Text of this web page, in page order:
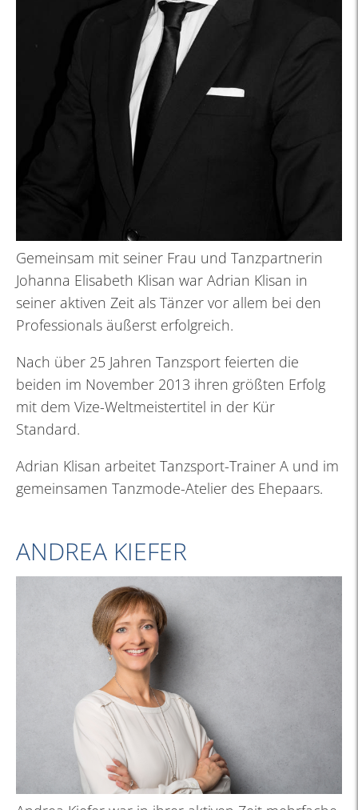
Gemeinsam mit seiner Frau und Tanzpartnerin
Johanna Elisabeth Klisan war Adrian Klisan in
seiner aktiven Zeit als Tänzer vor allem bei den
Professionals äußerst erfolgreich.
Nach über 25 Jahren Tanzsport feierten die
beiden im November 2013 ihren größten Erfolg
mit dem Vize-Weltmeistertitel in der Kür
Standard.
Adrian Klisan arbeitet Tanzsport-Trainer A und im
gemeinsamen Tanzmode-Atelier des Ehepaars.
ANDREA KIEFER